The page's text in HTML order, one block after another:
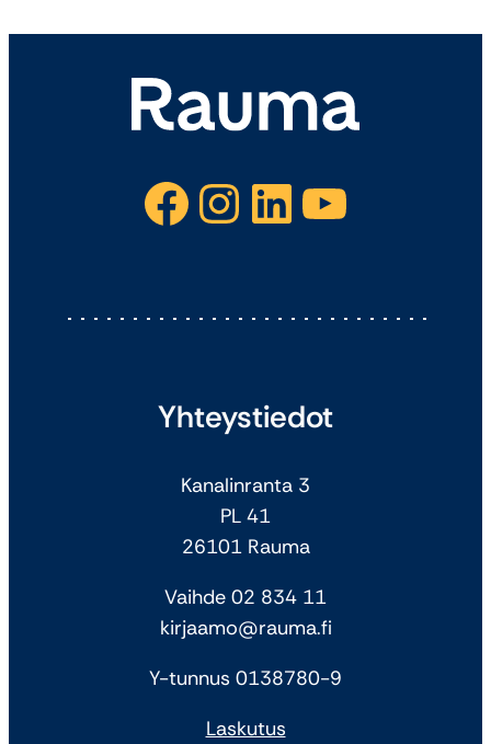
Facebook Instagram LinkedIn YouTube
Yhteystiedot
Kanalinranta 3
PL 41
26101 Rauma
Vaihde 02 834 11
kirjaamo@rauma.fi
Y-tunnus 0138780-9
Laskutus